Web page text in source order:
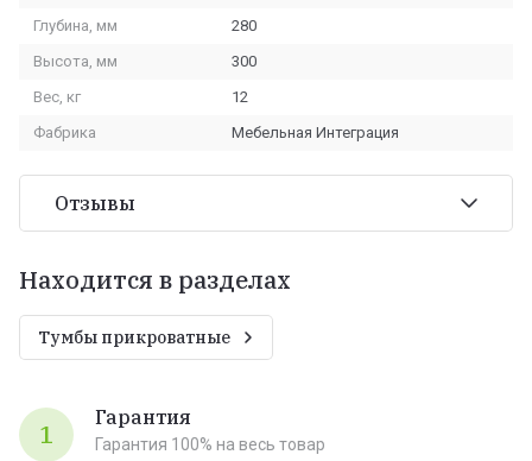
Глубина, мм
280
Высота, мм
300
Вес, кг
12
Фабрика
Мебельная Интеграция
Отзывы
Находится в разделах
Тумбы прикроватные
1
Гарантия
Гарантия 100% на весь товар